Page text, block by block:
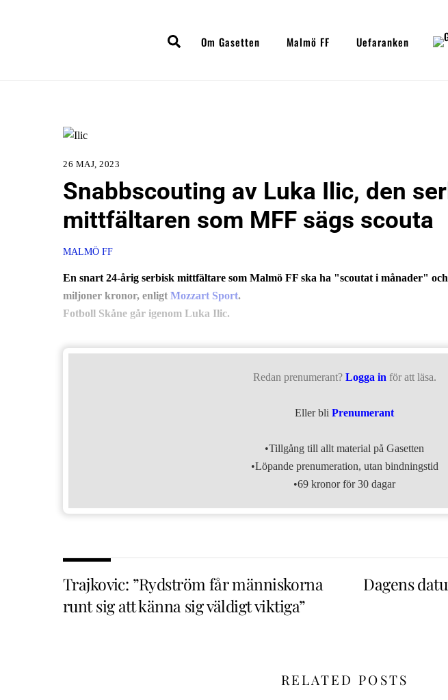
SearchOm Gasetten Malmö FF Uefaranken
26 MAJ, 2023
Snabbscouting av Luka Ilic, den
mittfältaren som MFF sägs scouta
MALMÖ FF
En snart 24-årig serbisk mittfältare som Malmö FF ska ha "scoutat i månader"
miljoner kronor, enligt Mozzart Sport.
Fotboll Skåne går igenom Luka Ilic.
Redan prenumerant? Logga in för att läsa.
Eller bliPrenumerant
•Tillgång till allt material på Gasetten
•Löpande prenumeration, utan bindningstid
•69 kronor för 30 dagar
Trajkovic: ”Rydström får människorna
runt sig att känna sig väldigt viktiga”
Dagens
RELATED POSTS